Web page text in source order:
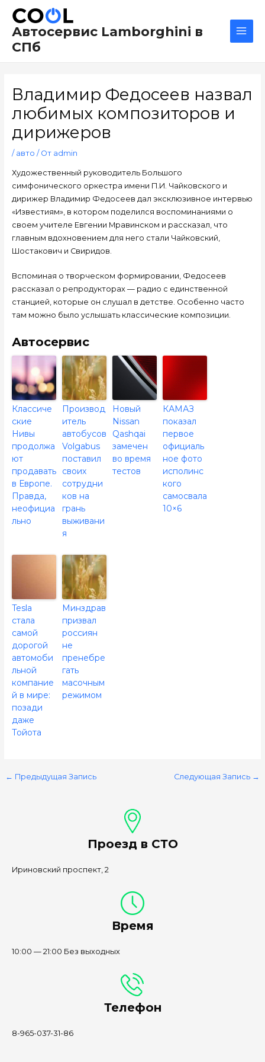
содержимому
Автосервис Lamborghini в
СПб
Владимир Федосеев назвал
любимых композиторов и
дирижеров
/ авто / От admin
Художественный руководитель Большого
симфонического оркестра имени П.И. Чайковского и
дирижер Владимир Федосеев дал эксклюзивное интервью
«Известиям», в котором поделился воспоминаниями о
своем учителе Евгении Мравинском и рассказал, что
главным вдохновением для него стали Чайковский,
Шостакович и Свиридов.
Вспоминая о творческом формировании, Федосеев
рассказал о репродукторах — радио с единственной
станцией, которые он слушал в детстве. Особенно часто
там можно было услышать классические композиции.
Автосервис
Классиче
ские
Нивы
продолжа
ют
продавать
в Европе.
Правда,
неофициа
льно
Производ
итель
автобусов
Volgabus
поставил
своих
сотрудни
ков на
грань
выживани
я
Новый
Nissan
Qashqai
замечен
во время
тестов
КАМАЗ
показал
первое
официаль
ное фото
исполинс
кого
самосвала
10×6
Tesla
стала
самой
дорогой
автомоби
льной
компание
й в мире:
позади
даже
Тойота
Минздрав
призвал
россиян
не
пренебре
гать
масочным
режимом
по
записям
← Предыдущая Запись Следующая Запись →
Проезд в СТО
Ириновский проспект, 2
Время
10:00 — 21:00 Без выходных
Телефон
8-965-037-31-86